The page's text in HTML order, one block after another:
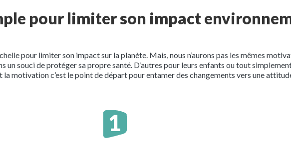
pour limiter son impact
pour limiter son impact sur la planète. Mais, nous n’aurons pas les mêmes
un souci de protéger sa propre santé. D’autres pour leurs enfants ou tout
motivation c’est le point de départ pour entamer des changements vers une